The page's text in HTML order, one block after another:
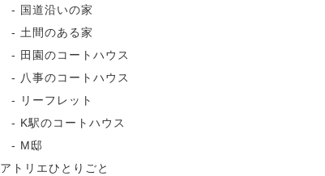
国道沿いの家
土間のある家
田園のコートハウス
八事のコートハウス
リーフレット
K駅のコートハウス
M邸
アトリエひとりごと